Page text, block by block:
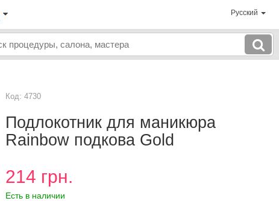
Русский
Код: 4730
Подлокотник для маникюра
Rainbow подкова Gold
214 грн.
Есть в наличии